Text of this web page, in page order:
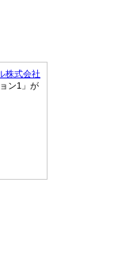
株式会社
ン1」が